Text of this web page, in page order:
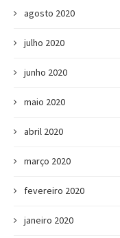
agosto 2020
julho 2020
junho 2020
maio 2020
abril 2020
março 2020
fevereiro 2020
janeiro 2020